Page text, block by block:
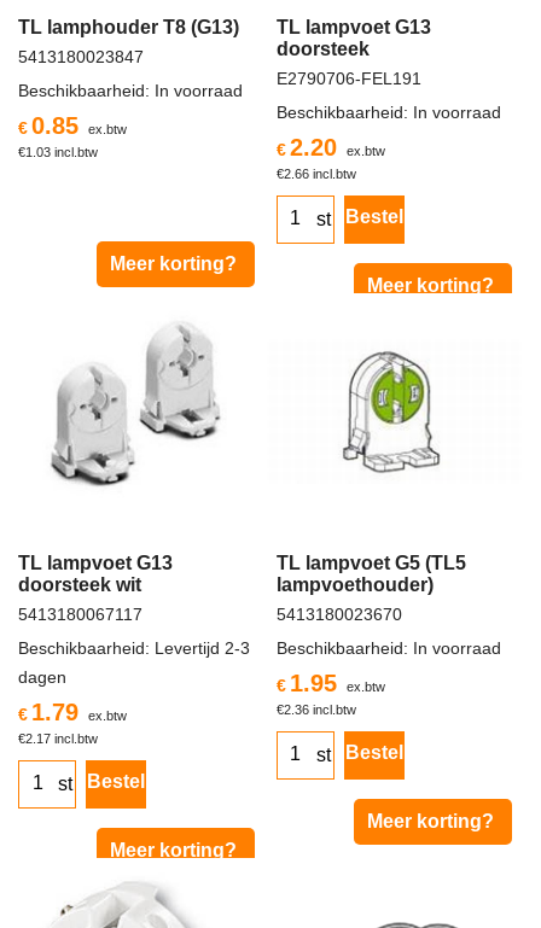
TL lamphouder T8 (G13)
€0.85
ex.btw
€1.03 incl.btw
5413180023847
Beschikbaarheid: In voorraad
Meer korting?
TL lampvoet G13
doorsteek
€ 2.20
ex.btw
€2.66 incl.btw
E2790706-FEL191
Beschikbaarheid: In voorraad
st Bestel
Meer korting?
TL lampvoet G13
doorsteek wit
€ 1.79
ex.btw
€2.17 incl.btw
5413180067117
Beschikbaarheid: Levertijd 2-3
dagen
st Bestel
Meer korting?
TL lampvoet G5 (TL5
lampvoethouder)
€ 1.95
ex.btw
€2.36 incl.btw
5413180023670
Beschikbaarheid: In voorraad
st Bestel
Meer korting?